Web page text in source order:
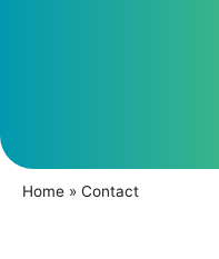
Home » Contact